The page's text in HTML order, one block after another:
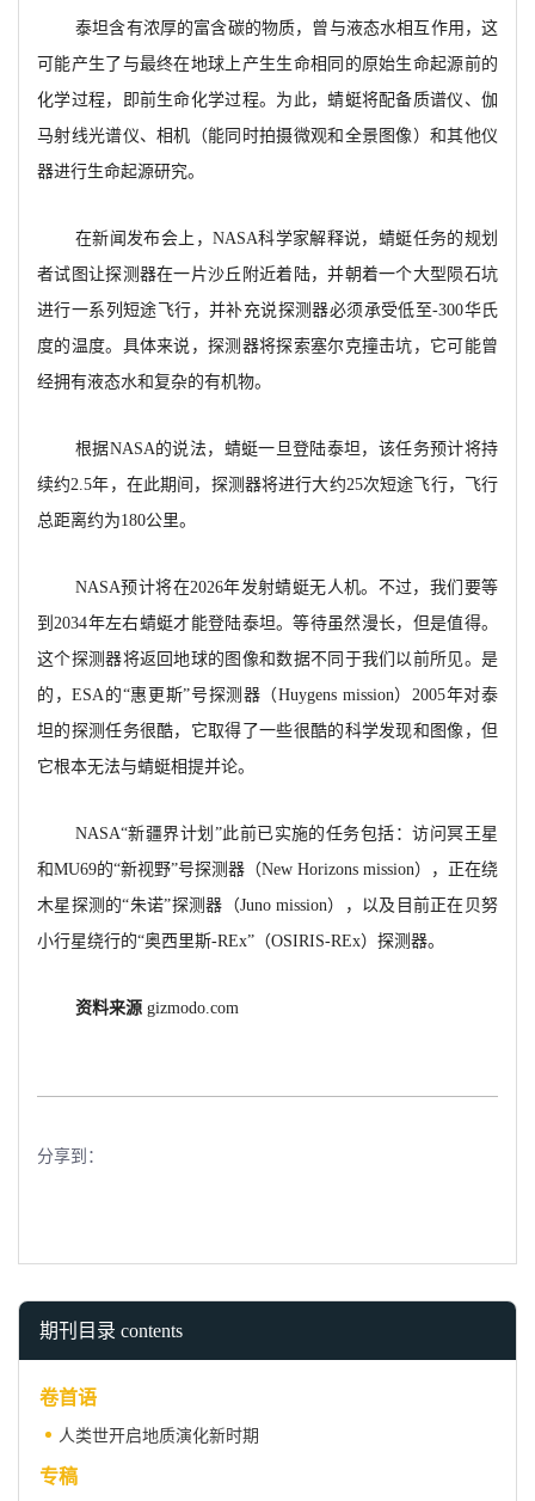
泰坦含有浓厚的富含碳的物质，曾与液态水相互作用，这
可能产生了与最终在地球上产生生命相同的原始生命起源前的
化学过程，即前生命化学过程。为此，蜻蜓将配备质谱仪、伽
马射线光谱仪、相机（能同时拍摄微观和全景图像）和其他仪
器进行生命起源研究。
在新闻发布会上，NASA科学家解释说，蜻蜓任务的规划
者试图让探测器在一片沙丘附近着陆，并朝着一个大型陨石坑
进行一系列短途飞行，并补充说探测器必须承受低至-300华氏
度的温度。具体来说，探测器将探索塞尔克撞击坑，它可能曾
经拥有液态水和复杂的有机物。
根据NASA的说法，蜻蜓一旦登陆泰坦，该任务预计将持
续约2.5年，在此期间，探测器将进行大约25次短途飞行，飞行
总距离约为180公里。
NASA预计将在2026年发射蜻蜓无人机。不过，我们要等
到2034年左右蜻蜓才能登陆泰坦。等待虽然漫长，但是值得。
这个探测器将返回地球的图像和数据不同于我们以前所见。是
的，ESA的“惠更斯”号探测器（Huygens mission）2005年对泰
坦的探测任务很酷，它取得了一些很酷的科学发现和图像，但
它根本无法与蜻蜓相提并论。
NASA“新疆界计划”此前已实施的任务包括：访问冥王星
和MU69的“新视野”号探测器（New Horizons mission），正在绕
木星探测的“朱诺”探测器（Juno mission），以及目前正在贝努
小行星绕行的“奥西里斯-REx”（OSIRIS-REx）探测器。
资料来源 gizmodo.com
分享到：
期刊目录 contents
卷首语
人类世开启地质演化新时期
专稿